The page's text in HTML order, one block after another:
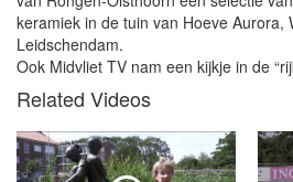
keramiek in de tuin van Hoeve Aurora,
Leidschendam.
Ook Midvliet TV nam een kijkje in de
Related Videos